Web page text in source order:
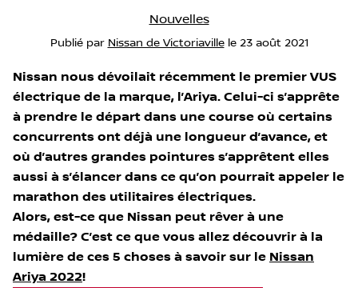
Nouvelles
Publié par Nissan de Victoriaville le 23 août 2021
Nissan nous dévoilait récemment le premier VUS
électrique de la marque, l’Ariya. Celui-ci s’apprête
à prendre le départ dans une course où certains
concurrents ont déjà une longueur d’avance, et
où d’autres grandes pointures s’apprêtent elles
aussi à s’élancer dans ce qu’on pourrait appeler le
marathon des utilitaires électriques.
Alors, est-ce que Nissan peut rêver à une
médaille? C’est ce que vous allez découvrir à la
lumière de ces 5 choses à savoir sur le Nissan
Ariya 2022!